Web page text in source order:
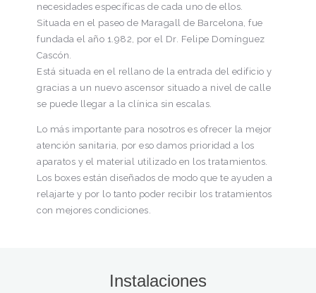
necesidades específicas de cada uno de ellos.
Situada en el paseo de Maragall de Barcelona, fue
fundada el año 1.982, por el Dr. Felipe Domínguez
Cascón.
Está situada en el rellano de la entrada del edificio y
gracias a un nuevo ascensor situado a nivel de calle
se puede llegar a la clínica sin escalas.
Lo más importante para nosotros es ofrecer la mejor
atención sanitaria, por eso damos prioridad a los
aparatos y el material utilizado en los tratamientos.
Los boxes están diseñados de modo que te ayuden a
relajarte y por lo tanto poder recibir los tratamientos
con mejores condiciones.
Instalaciones